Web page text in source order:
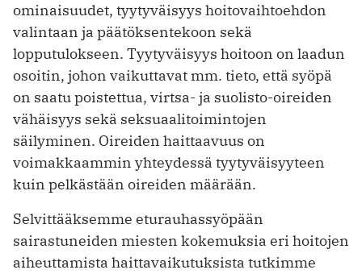
ominaisuudet, tyytyväisyys hoitovaihtoehdon
valintaan ja päätöksentekoon sekä
lopputulokseen. Tyytyväisyys hoitoon on laadun
osoitin, johon vaikuttavat mm. tieto, että syöpä
on saatu poistettua, virtsa- ja suolisto-oireiden
vähäisyys sekä seksuaalitoimintojen
säilyminen. Oireiden haittaavuus on
voimakkaammin yhteydessä tyytyväisyyteen
kuin pelkästään oireiden määrään.
Selvittääksemme eturauhassyöpään
sairastuneiden miesten kokemuksia eri hoitojen
ai­heuttamista haittavaikutuksista tutkimme